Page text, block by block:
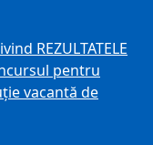
REZULTATELE
pentru
vacantă de